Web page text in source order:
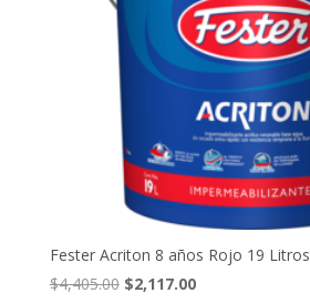
Fester Acriton 8 años Rojo 19 Litros
$4,405.00 El
$2,117.00El